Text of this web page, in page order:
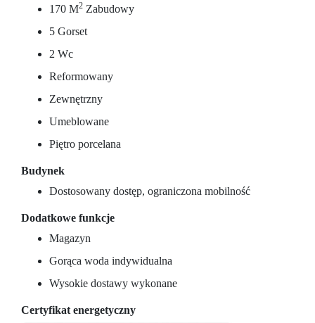
170 M2 Zabudowy
5 Gorset
2 Wc
Reformowany
Zewnętrzny
Umeblowane
Piętro porcelana
Budynek
Dostosowany dostęp, ograniczona mobilność
Dodatkowe funkcje
Magazyn
Gorąca woda indywidualna
Wysokie dostawy wykonane
Certyfikat energetyczny